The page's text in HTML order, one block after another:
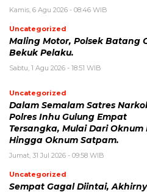
Kamis, 6 Agu 2026 - 08:46 WIB
Uncategorized
Maling Motor, Polsek Batang
Bekuk Pelaku.
Sabtu, 1 Agu 2026 - 18:51 WIB
Uncategorized
Dalam Semalam Satres
Polres Inhu Gulung Empat
Tersangka, Mulai Dari Oknum
Hingga Oknum Satpam.
Jumat, 31 Jul 2026 - 09:58 WIB
Uncategorized
Sempat Gagal Diintai,